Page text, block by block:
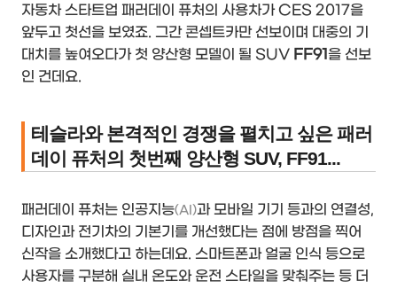
자동차 스타트업 패러데이 퓨처의 사용차가 CES 2017을
앞두고 첫선을 보였죠. 그간 콘셉트카만 선보이며 대중의 기
대치를 높여오다가 첫 양산형 모델이 될 SUV FF91을 선보
인 건데요.
테슬라와 본격적인 경쟁을 펼치고 싶은 패러
데이 퓨처의 첫번째 양산형 SUV, FF91...
패러데이 퓨처는 인공지능(AI)과 모바일 기기 등과의 연결성,
디자인과 전기차의 기본기를 개선했다는 점에 방점을 찍어
신작을 소개했다고 하는데요. 스마트폰과 얼굴 인식 등으로
사용자를 구분해 실내 온도와 운전 스타일을 맞춰주는 등 더